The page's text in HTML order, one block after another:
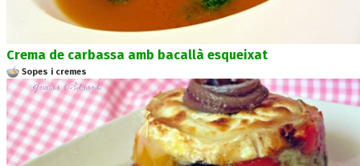
Crema de carbassa amb bacallà esqueixat
Sopes i cremes